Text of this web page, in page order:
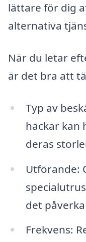
lättare för dig
alternativa
När du letar
är det bra att
Typ av
häckar kan
deras
Utförande:
det
Frekvens: